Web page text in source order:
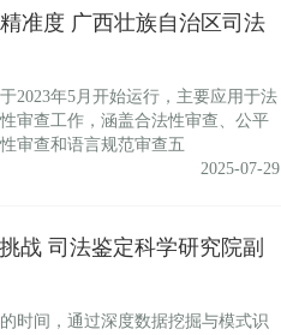
准度 广西壮族自治区司法
2023年5月开始运行，主要应用于法
审查工作，涵盖合法性审查、公平
审查和语言规范审查五
2025-07-29
战 司法鉴定科学研究院副
间，通过深度数据挖掘与模式识